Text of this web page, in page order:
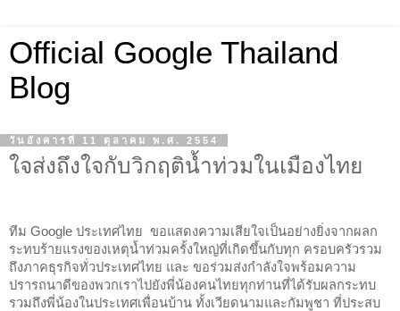
Official Google Thailand
Blog
วันอังคารที่ 11 ตุลาคม พ.ศ. 2554
ใจส่งถึงใจกับวิกฤติน้ำท่วมในเมืองไทย
ทีม Google ประเทศไทย  ขอแสดงความเสียใจเป็นอย่างยิ่งจากผลก
ระทบร้ายแรงของเหตุน้ำท่วมครั้งใหญ่ที่เกิดขึ้นกับทุก ครอบครัวรวม
ถึงภาคธุรกิจทั่วประเทศไทย และ ขอร่วมส่งกำลังใจพร้อมความ
ปรารถนาดีของพวกเราไปยังพี่น้องคนไทยทุกท่านที่ได้รับผลกระทบ
รวมถึงพี่น้องในประเทศเพื่อนบ้าน ทั้งเวียดนามและกัมพูชา ที่ประสบ